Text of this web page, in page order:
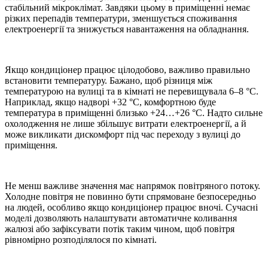
стабільний мікроклімат. Завдяки цьому в приміщенні немає
різких перепадів температури, зменшується споживання
електроенергії та знижується навантаження на обладнання.
Якщо кондиціонер працює цілодобово, важливо правильно
встановити температуру. Бажано, щоб різниця між
температурою на вулиці та в кімнаті не перевищувала 6–8 °C.
Наприклад, якщо надворі +32 °C, комфортною буде
температура в приміщенні близько +24…+26 °C. Надто сильне
охолодження не лише збільшує витрати електроенергії, а й
може викликати дискомфорт під час переходу з вулиці до
приміщення.
Не менш важливе значення має напрямок повітряного потоку.
Холодне повітря не повинно бути спрямоване безпосередньо
на людей, особливо якщо кондиціонер працює вночі. Сучасні
моделі дозволяють налаштувати автоматичне коливання
жалюзі або зафіксувати потік таким чином, щоб повітря
рівномірно розподілялося по кімнаті.